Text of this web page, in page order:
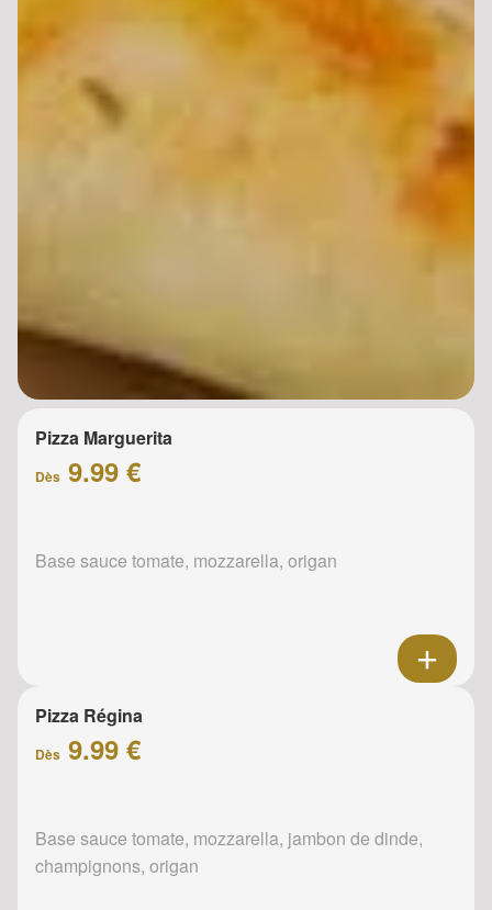
Pizza Marguerita
Dès 9.99 €
Base sauce tomate, mozzarella, origan
Pizza Régina
Dès 9.99 €
Base sauce tomate, mozzarella, jambon de dinde,
champignons, origan